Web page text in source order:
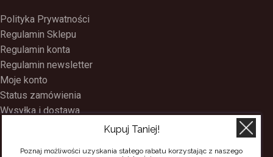
Polityka Prywatności
Regulamin Sklepu
Regulamin konta
Regulamin newsletter
Moje konto
Status zamówienia
Wysyłka i dostawa
Kupuj Taniej!
Poznaj możliwości uzyskania stałego rabatu korzystając z naszego